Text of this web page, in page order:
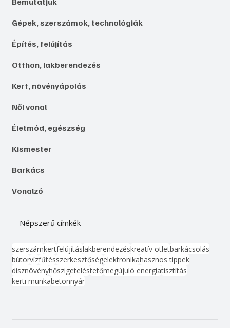
Gépek, szerszámok, technológiák
Építés, felújítás
Otthon, lakberendezés
Kert, növényápolás
Női vonal
Életmód, egészség
Kismester
Barkács
Vonalzó
Népszerű címkék
szerszámkertfelújításlakberendezéskreatív ötletbarkácsolás
bútorvízfűtésszerkesztőségelektronikahasznos tippek
dísznövényhőszigeteléstetőmegújuló energiatisztítás
kerti munkabetonnyár